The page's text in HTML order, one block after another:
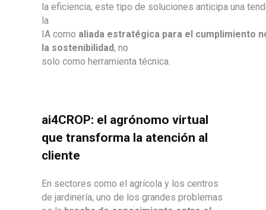
la eficiencia, este tipo de soluciones anticipa una
la
IA como aliada estratégica para el cumplimiento
la sostenibilidad, no
solo como herramienta técnica.
ai4CROP: el agrónomo virtual
que transforma la atención al
cliente
En sectores como el agrícola y los centros
de jardinería, uno de los grandes problemas